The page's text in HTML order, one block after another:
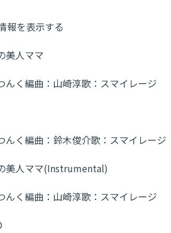
報を表示する
美人ママ
んく編曲： 山崎淳歌： スマイレージ
んく編曲： 鈴木俊介歌： スマイレージ
美人ママ(Instrumental)
んく編曲： 山崎淳歌： スマイレージ